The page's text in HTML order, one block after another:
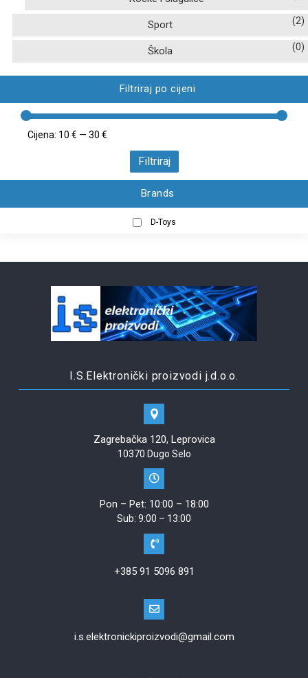
Sport (2)
Škola (0)
Filtriraj po cijeni
Filtriraj
Cijena: 10 € — 30 €
Brands
D-Toys
I.S.Elektronički proizvodi j.d.o.o.
Zagrebačka 120, Leprovica
10370 Dugo Selo
Pon – Pet: 10:00 – 18:00
Sub: 9:00 – 13:00
+385 91 5096 891
i.s.elektronickiproizvodi@gmail.com